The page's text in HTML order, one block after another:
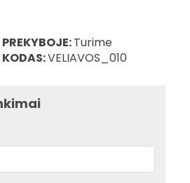
PREKYBOJE:Turime
KODAS:VELIAVOS_010